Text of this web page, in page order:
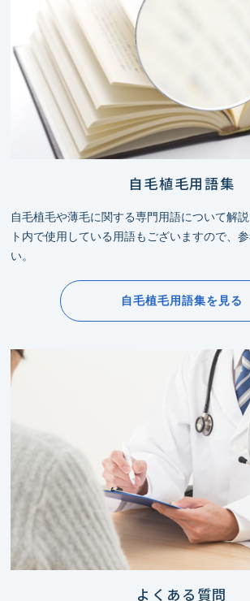
自毛植毛用語集
自毛植毛や薄毛に関する専門用語について解
ト内で使用している用語もございますので、
い。
自毛植毛用語集を見る
よくある質問